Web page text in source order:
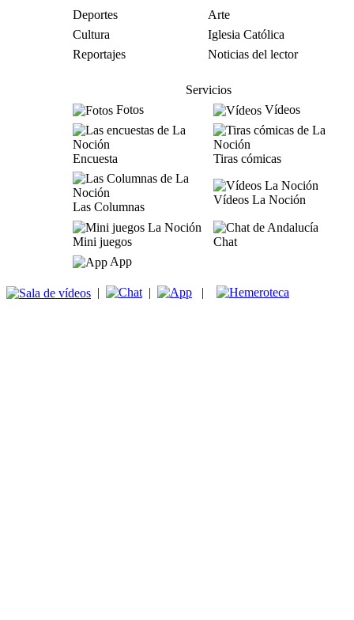
Deportes
Arte
Cultura
Iglesia Católica
Reportajes
Noticias del lector
Servicios
Fotos
Vídeos
Encuesta Tiras cómicas
Las Columnas
Vídeos La Noción
Mini juegos
Chat
App
| | |